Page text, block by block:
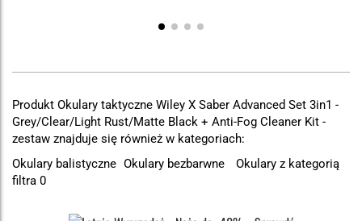
Produkt Okulary taktyczne Wiley X Saber Advanced Set 3in1 -
Grey/Clear/Light Rust/Matte Black + Anti-Fog Cleaner Kit -
zestaw znajduje się również w kategoriach:
Okulary balistyczne Okulary bezbarwne
Okulary z kategorią
filtra 0